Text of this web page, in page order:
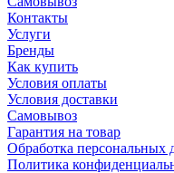
Контакты
Услуги
Бренды
Как купить
Условия оплаты
Условия доставки
Самовывоз
Гарантия на товар
Обработка персональных
Политика